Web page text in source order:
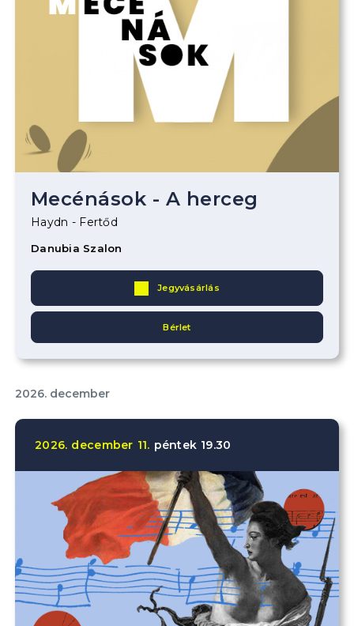
Mecénások - A herceg
Haydn - Fertőd
Danubia Szalon
Jegyvásárlás
Bérlet
2026. december
2026. december 11. péntek 19.30